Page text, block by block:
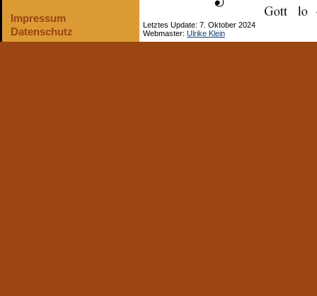
Impressum
Datenschutz
Letztes Update: 7. Oktober 2024
Webmaster: Ulrike Klein